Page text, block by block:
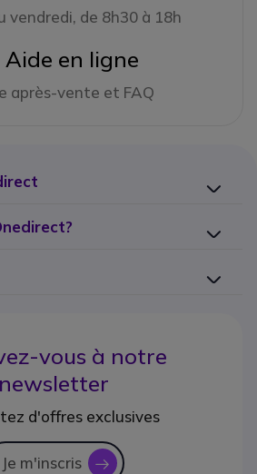
vendredi, de 8h30 à 18h
icon
Aide en ligne
après-vente et FAQ
vous à notre
newsletter
d'offres exclusives
Je m'inscris icon